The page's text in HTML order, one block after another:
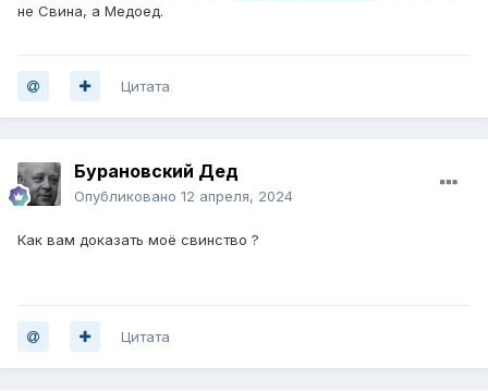
не Свина, а Медоед.
Цитата
Бурановский Дед
Опубликовано 12 апреля, 2024
Как вам доказать моё свинство ?
Цитата